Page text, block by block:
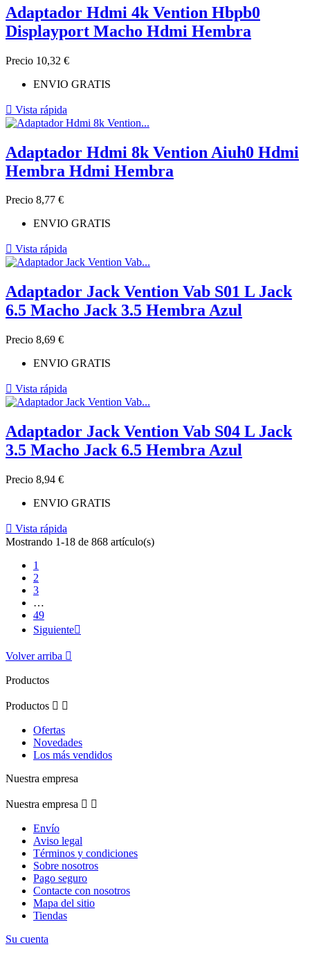
Adaptador Hdmi 4k Vention Hbpb0
Displayport Macho Hdmi Hembra
Precio 10,32 €
ENVIO GRATIS
 Vista rápida
Adaptador Hdmi 8k Vention Aiuh0 Hdmi
Hembra Hdmi Hembra
Precio 8,77 €
ENVIO GRATIS
 Vista rápida
Adaptador Jack Vention Vab S01 L Jack
6.5 Macho Jack 3.5 Hembra Azul
Precio 8,69 €
ENVIO GRATIS
 Vista rápida
Adaptador Jack Vention Vab S04 L Jack
3.5 Macho Jack 6.5 Hembra Azul
Precio 8,94 €
ENVIO GRATIS
 Vista rápida
Mostrando 1-18 de 868 artículo(s)
1
2
3
…
49
Siguiente
Volver arriba 
Productos
Productos  
Ofertas
Novedades
Los más vendidos
Nuestra empresa
Nuestra empresa  
Envío
Aviso legal
Términos y condiciones
Sobre nosotros
Pago seguro
Contacte con nosotros
Mapa del sitio
Tiendas
Su cuenta